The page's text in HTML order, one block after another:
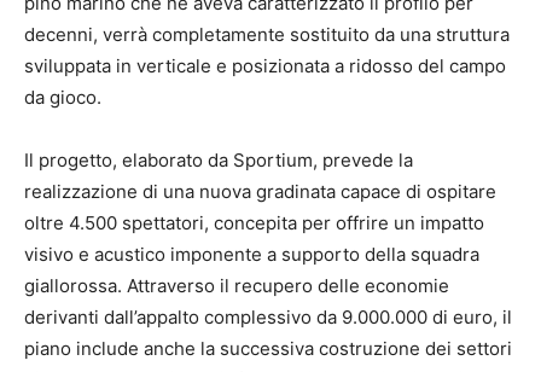
decenni, verrà completamente sostituito da una struttura
sviluppata in verticale e posizionata a ridosso del campo
da gioco.
Il progetto, elaborato da Sportium, prevede la
realizzazione di una nuova gradinata capace di ospitare
oltre 4.500 spettatori, concepita per offrire un impatto
visivo e acustico imponente a supporto della squadra
giallorossa. Attraverso il recupero delle economie
derivanti dall’appalto complessivo da 9.000.000 di euro, il
piano include anche la successiva costruzione dei settori